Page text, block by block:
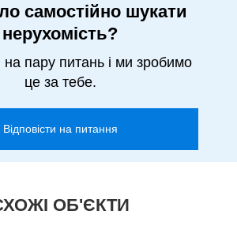
самостійно шукати
нерухомість?
на пару питань і ми зробимо
це за тебе.
Відповісти на питання
ОБ'ЄКТИ